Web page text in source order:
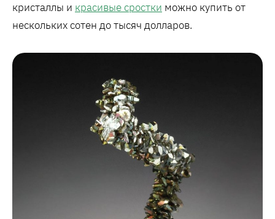
кристаллы и красивые сростки можно купить от
нескольких сотен до тысяч долларов.